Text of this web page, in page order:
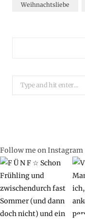
Weihnachtsliebe
Search
for:
Follow me on Instagram